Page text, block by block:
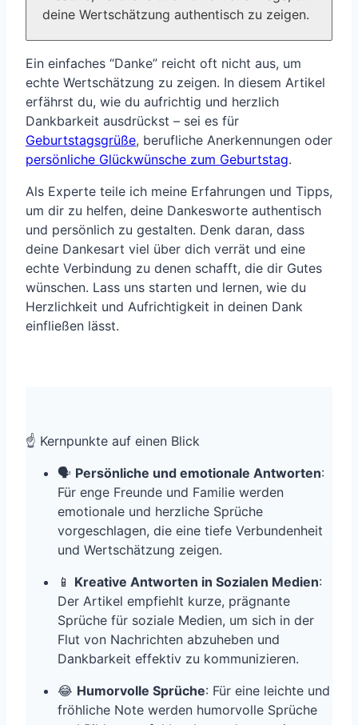
deine Wertschätzung authentisch zu zeigen.
Ein einfaches “Danke” reicht oft nicht aus, um
echte Wertschätzung zu zeigen. In diesem Artikel
erfährst du, wie du aufrichtig und herzlich
Dankbarkeit ausdrückst – sei es für
Geburtstagsgrüße, berufliche Anerkennungen oder
persönliche Glückwünsche zum Geburtstag.
Als Experte teile ich meine Erfahrungen und Tipps,
um dir zu helfen, deine Dankesworte authentisch
und persönlich zu gestalten. Denk daran, dass
deine Dankesart viel über dich verrät und eine
echte Verbindung zu denen schafft, die dir Gutes
wünschen. Lass uns starten und lernen, wie du
Herzlichkeit und Aufrichtigkeit in deinen Dank
einfließen lässt.
☝️ Kernpunkte auf einen Blick
🗣 Persönliche und emotionale Antworten:
Für enge Freunde und Familie werden
emotionale und herzliche Sprüche
vorgeschlagen, die eine tiefe Verbundenheit
und Wertschätzung zeigen.
📱 Kreative Antworten in Sozialen Medien:
Der Artikel empfiehlt kurze, prägnante
Sprüche für soziale Medien, um sich in der
Flut von Nachrichten abzuheben und
Dankbarkeit effektiv zu kommunizieren.
😂 Humorvolle Sprüche: Für eine leichte und
fröhliche Note werden humorvolle Sprüche